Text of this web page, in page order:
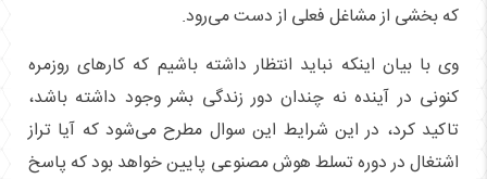
که بخشی از مشاغل فعلی از دست می‌رود.
وی با بیان اینکه نباید انتظار داشته باشیم که کارهای روزمره
کنونی در آینده نه چندان دور زندگی بشر وجود داشته باشد،
تاکید کرد، در این شرایط این سوال مطرح می‌شود که آیا تراز
اشتغال در دوره تسلط هوش مصنوعی پایین خواهد بود که پاسخ